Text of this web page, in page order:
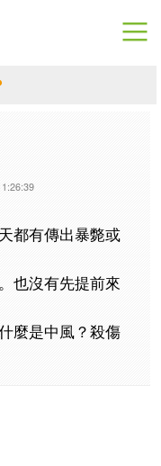
都有傳出暴斃或
也沒有先提前來
麼是中風？殺傷